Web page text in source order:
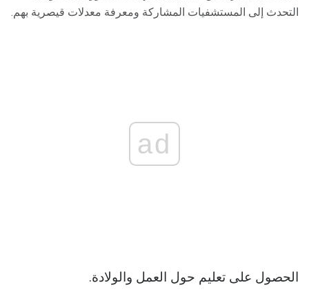
التحدث إلى المستشفيات المشاركة ومعرفة معدلات قيصرية بهم.
ad
الحصول على تعليم حول العمل والولادة.